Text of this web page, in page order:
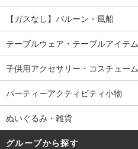
【ガスなし】バルーン・風船
テーブルウェア・テーブルアイテム
子供用アクセサリー・コスチューム
パーティーアクティビティ小物
ぬいぐるみ・雑貨
グループから探す